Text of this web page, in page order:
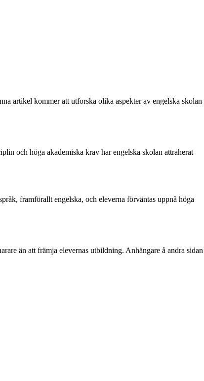
artikel kommer att utforska olika aspekter av engelska skolan
och höga akademiska krav har engelska skolan attraherat
framförallt engelska, och eleverna förväntas uppnå höga
än att främja elevernas utbildning. Anhängare å andra sidan